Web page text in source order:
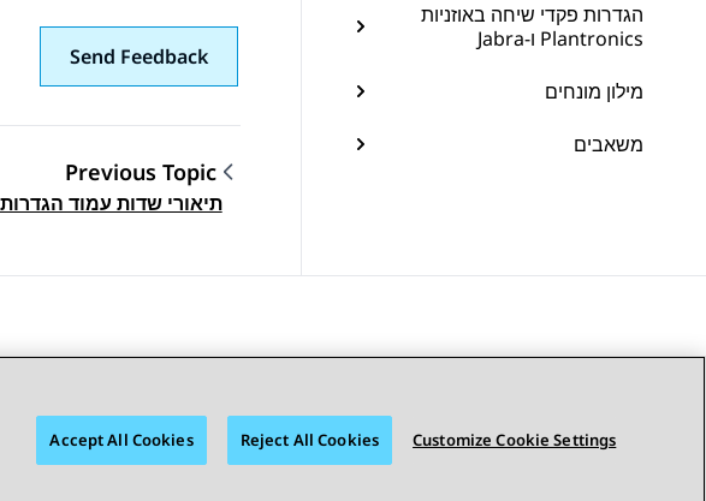
הגדרות פקדי שיחה באוזניות
Plantronics ו-Jabra
מילון מונחים
משאבים
Send Feedback
Topic navigation
Previous Topic
תיאורי שדות עמוד
מפת האתר תנאי שימוש פרטיות
Customize Cookie Settings
Reject All Cookies
Accept All Cookies